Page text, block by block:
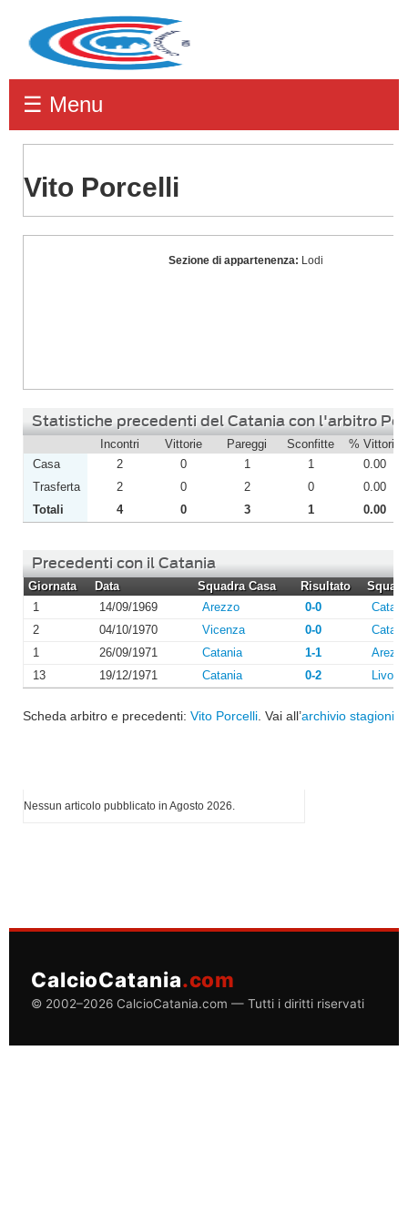
☰ Menu
Vito Porcelli
Porcelli
Sezione di appartenenza: Lodi
Statistiche precedenti del Catania con l'arbitro
Incontri Vittorie Pareggi Sconfitte % Vittorie
Casa
2 0 1 1
0.00
Trasferta
2 0 2 0
0.00
Totali
4 0 3 1 0.00
Precedenti con il Catania
Giornata Data Squadra Casa Risultato
1
14/09/1969 Arezzo 0-0
2
04/10/1970 Vicenza 0-0
1
26/09/1971 Catania 1-1
Arezzo
13
19/12/1971 Catania 0-2
Scheda arbitro e precedenti: Vito Porcelli . Vai all’archivio stagioni
Nessun articolo pubblicato in Agosto 2026.
CalcioCatania.com
© 2002–2026 CalcioCatania.com — Tutti i diritti riservati